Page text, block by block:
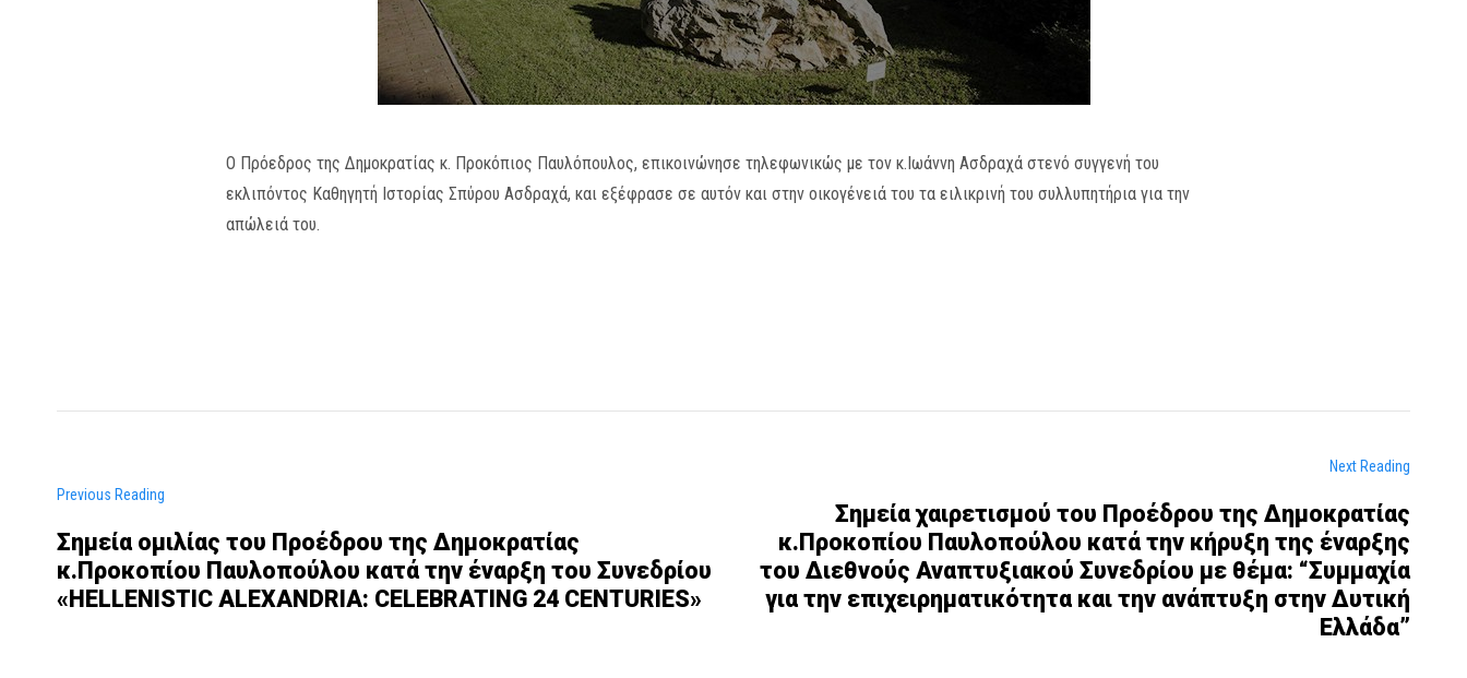
Ο Πρόεδρος της Δημοκρατίας κ. Προκόπιος Παυλόπουλος, επικοινώνησε τηλεφωνικώς με τον κ.Ιωάννη Ασδραχά στενό συγγενή του
εκλιπόντος Καθηγητή Ιστορίας Σπύρου Ασδραχά, και εξέφρασε σε αυτόν και στην οικογένειά του τα ειλικρινή του συλλυπητήρια για την
απώλειά του.
Previous Reading
Σημεία ομιλίας του Προέδρου της Δημοκρατίας
κ.Προκοπίου Παυλοπούλου κατά την έναρξη του Συνεδρίου
«HELLENISTIC ALEXANDRIA: CELEBRATING 24 CENTURIES»
Next Reading
Σημεία χαιρετισμού του Προέδρου της Δημοκρατίας
κ.Προκοπίου Παυλοπούλου κατά την κήρυξη της έναρξης
του Διεθνούς Αναπτυξιακού Συνεδρίου με θέμα: “Συμμαχία
για την επιχειρηματικότητα και την ανάπτυξη στην Δυτική
Ελλάδα”